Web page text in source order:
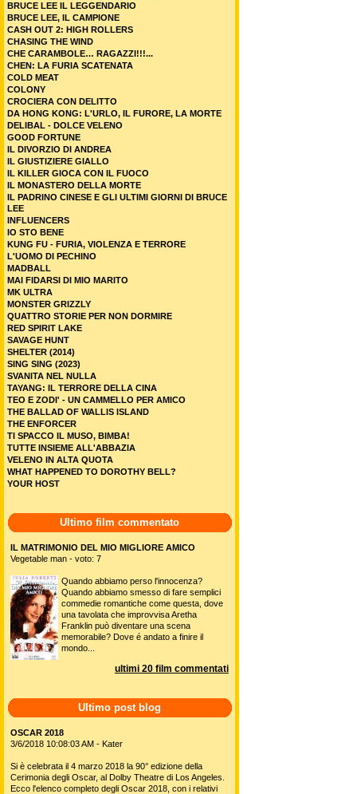
BRUCE LEE IL LEGGENDARIO
BRUCE LEE, IL CAMPIONE
CASH OUT 2: HIGH ROLLERS
CHASING THE WIND
CHE CARAMBOLE… RAGAZZI!!!...
CHEN: LA FURIA SCATENATA
COLD MEAT
COLONY
CROCIERA CON DELITTO
DA HONG KONG: L'URLO, IL FURORE, LA MORTE
DELIBAL - DOLCE VELENO
GOOD FORTUNE
IL DIVORZIO DI ANDREA
IL GIUSTIZIERE GIALLO
IL KILLER GIOCA CON IL FUOCO
IL MONASTERO DELLA MORTE
IL PADRINO CINESE E GLI ULTIMI GIORNI DI BRUCE
LEE
INFLUENCERS
IO STO BENE
KUNG FU - FURIA, VIOLENZA E TERRORE
L'UOMO DI PECHINO
MADBALL
MAI FIDARSI DI MIO MARITO
MK ULTRA
MONSTER GRIZZLY
QUATTRO STORIE PER NON DORMIRE
RED SPIRIT LAKE
SAVAGE HUNT
SHELTER (2014)
SING SING (2023)
SVANITA NEL NULLA
TAYANG: IL TERRORE DELLA CINA
TEO E ZODI' - UN CAMMELLO PER AMICO
THE BALLAD OF WALLIS ISLAND
THE ENFORCER
TI SPACCO IL MUSO, BIMBA!
TUTTE INSIEME ALL'ABBAZIA
VELENO IN ALTA QUOTA
WHAT HAPPENED TO DOROTHY BELL?
YOUR HOST
Ultimo film commentato
IL MATRIMONIO DEL MIO MIGLIORE AMICO
Vegetable man - voto: 7
Quando abbiamo perso l'innocenza?
Quando abbiamo smesso di fare semplici
commedie romantiche come questa, dove
una tavolata che improvvisa Aretha
Franklin può diventare una scena
memorabile? Dove é andato a finire il
mondo...
ultimi 20 film commentati
Ultimo post blog
OSCAR 2018
3/6/2018 10:08:03 AM - Kater
Si è celebrata il 4 marzo 2018 la 90° edizione della
Cerimonia degli Oscar, al Dolby Theatre di Los Angeles.
Ecco l'elenco completo degli Oscar 2018, con i relativi